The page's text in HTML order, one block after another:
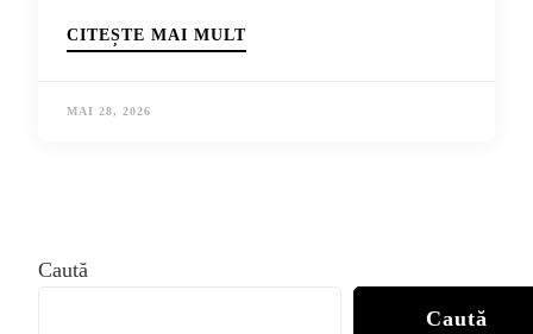
CITEȘTE MAI MULT
MAI 28, 2026
Caută
Caută